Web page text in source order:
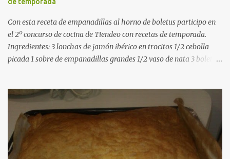
medio-alto. Este paso es clave: cuanto más dorado, más sabor ten...
Con esta receta de empanadillas al horno de boletus participo en
el 2º concurso de cocina de Tiendeo con recetas de temporada.
Ingredientes: 3 lonchas de jamón ibérico en trocitos 1/2 cebolla
picada 1 sobre de empanadillas grandes 1/2 vaso de nata 3 boletus
virgen para untar la bandeja de horno Elaboración: Precalentar el
horno a 200ºC .Picamos la cebolla y la doramos en una sartén
grande con el aceite de oliva virgen extra a fuego medio. A
continuación agregamos la nata y los boletus en trocitos
pequeños. Removemos bien y agregamos el jamón ibérico cortado